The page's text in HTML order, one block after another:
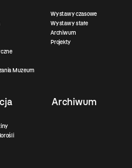
Muzeum
Wystawy czasowe
Wystawy stałe
Archiwum
Projekty
Archiwum